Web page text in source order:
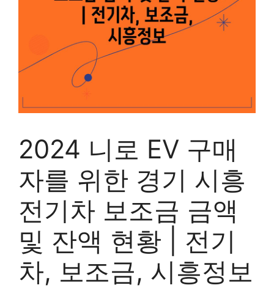
2024 니로 EV 구매
자를 위한 경기 시흥
전기차 보조금 금액
및 잔액 현황 | 전기
차, 보조금, 시흥정보